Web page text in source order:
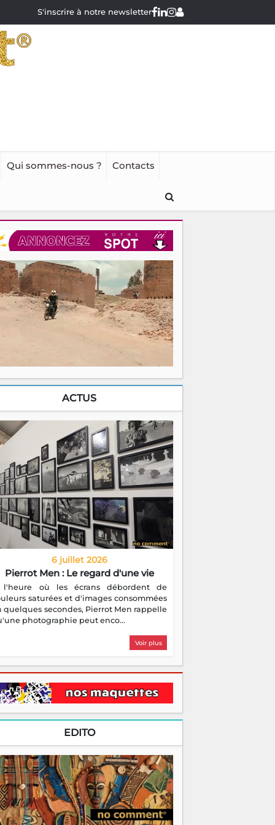
S'inscrire à notre newsletter
Qui sommes-nous ? Contacts
ACTUS
6 juillet 2026
Pierrot Men : Le regard d'une vie
l'heure où les écrans débordent de
saturées et d'images consommées
quelques secondes, Pierrot Men rappelle
photographie peut enco...
Voir plus
EDITO